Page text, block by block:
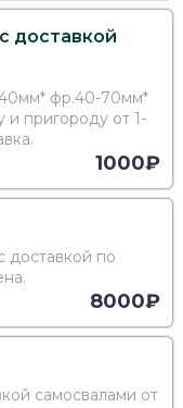
доставкой
фр.40-70мм*
пригороду от 1-
1000₽
по
8000₽
самосвалами от